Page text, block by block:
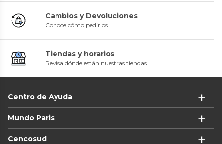
Cambios y Devoluciones
Conoce cómo pedirlos
Tiendas y horarios
Revisa dónde están nuestras tiendas
Centro de Ayuda
Mundo Paris
Cencosud